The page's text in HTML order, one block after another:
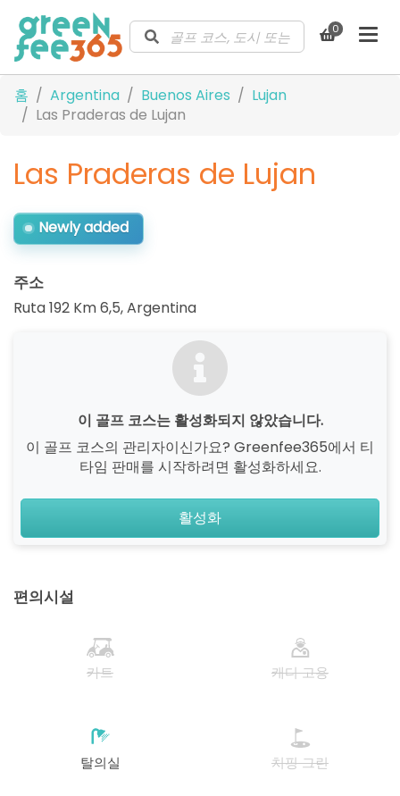
0
홈 Argentina Buenos Aires
Lujan
Las Praderas de Lujan
Las Praderas de Lujan
Newly added
주소
Ruta 192 Km 6,5,Argentina
이 골프 코스는 활성화되지 않았습니다.
이 골프 코스의 관리자이신가요? Greenfee365에서 티
타임 판매를 시작하려면 활성화하세요.
활성화
편의시설
카트 캐디 고용
탈의실 치핑 그린